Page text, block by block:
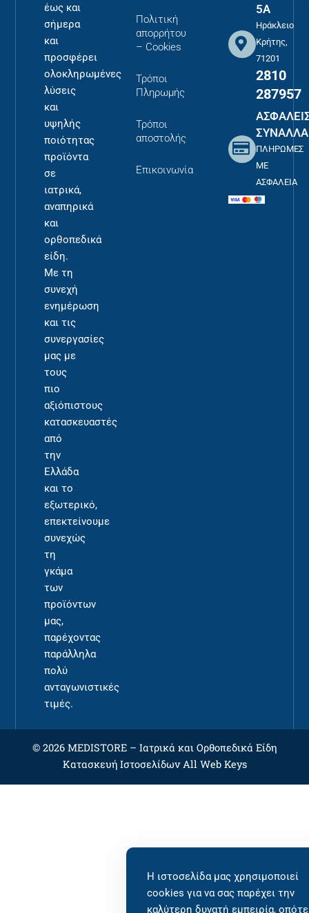
έως και
σήμερα
και
προσφέρει
ολοκληρωμένες
λύσεις
και
υψηλής
ποιότητας
προϊόντα
σε
ιατρικά,
αναπηρικά
και
ορθοπεδικά
είδη.
Με τη
συνεχή
ενημέρωση
και τις
συνεργασίες
μας με
τους
πιο
αξιόπιστους
κατασκευαστές
από
την
Ελλάδα
και το
εξωτερικό,
επεκτείνουμε
συνεχώς
τη
γκάμα
των
προϊόντων
μας,
παρέχοντας
παράλληλα
πολύ
ανταγωνιστικές
τιμές.
Πολιτική
απορρήτου
– Cookies
Τρόποι
Πληρωμής
Τρόποι
αποστολής
Επικοινωνία
5Α
Ηράκλειο
Κρήτης,
71201
2810
287957
ΠΛΗΡΩΜΕΣ
ΜΕ
ΑΣΦΑΛΕΙΑ
© 2026 MEDISTORE – Ιατρικά και Ορθοπεδικά Είδη
Κατασκευή ΙστοσελίδωνAll Web Keys
Η ιστοσελίδα μας χρησιμοποιεί
cookies για να σας παρέχει την
καλύτερη δυνατή εμπειρία,